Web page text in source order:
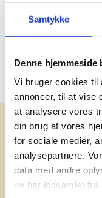
Samtykke
Denne hjemmeside
Vi bruger cookies til
annoncer, til at vise
at analysere vores
din brug af vores
for sociale medier,
analysepartnere.
data med andre
de har indsamlet fra
Oprindelsesland
Få
information
Kæmpe udvalg i